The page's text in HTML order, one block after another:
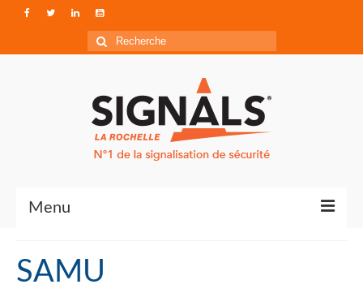
Rechercher
:
Menu
Qui sommes-nous ?
SAMU